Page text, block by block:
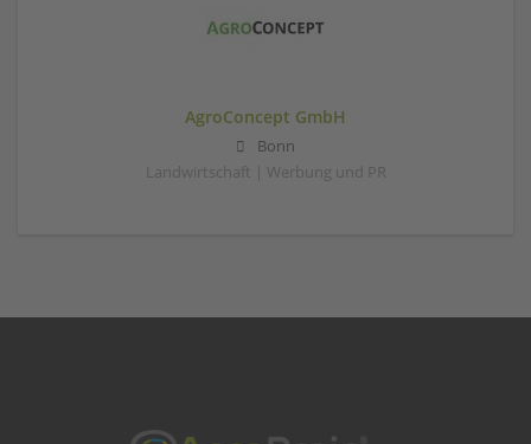
AgroConcept GmbH
Bonn
Landwirtschaft | Werbung und PR